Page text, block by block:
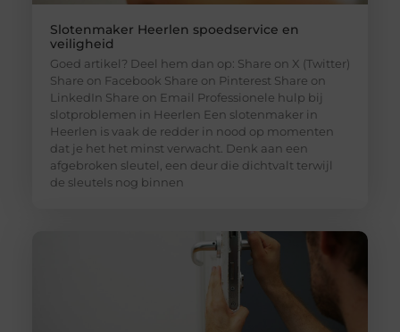
Slotenmaker Heerlen spoedservice en
veiligheid
Goed artikel? Deel hem dan op: Share on X (Twitter)
Share on Facebook Share on Pinterest Share on
LinkedIn Share on Email Professionele hulp bij
slotproblemen in Heerlen Een slotenmaker in
Heerlen is vaak de redder in nood op momenten
dat je het het minst verwacht. Denk aan een
afgebroken sleutel, een deur die dichtvalt terwijl
de sleutels nog binnen